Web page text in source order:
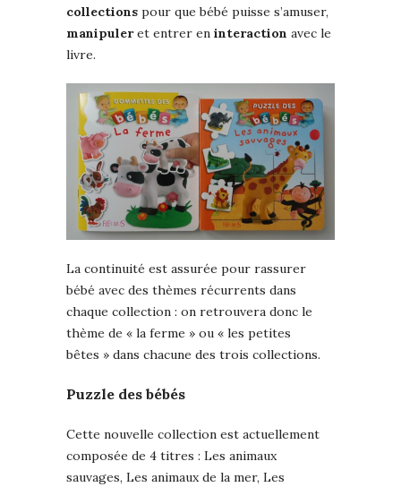
collections pour que bébé puisse s’amuser,
manipuleret entrer en interaction avec le
livre.
La continuité est assurée pour rassurer
bébé avec des thèmes récurrents dans
chaque collection : on retrouvera donc le
thème de « la ferme » ou « les petites
bêtes » dans chacune des trois collections.
Puzzle des bébés
Cette nouvelle collection est actuellement
composée de 4 titres : Les animaux
sauvages, Les animaux de la mer, Les